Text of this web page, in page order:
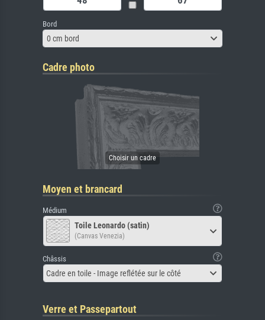
Bord
0 cm bord
Cadre photo
Moyen et brancard
Médium
Toile Leonardo (satin)
(Canvas Venezia)
Châssis
Cadre en toile - Image reflétée sur le côté
Verre et Passepartout